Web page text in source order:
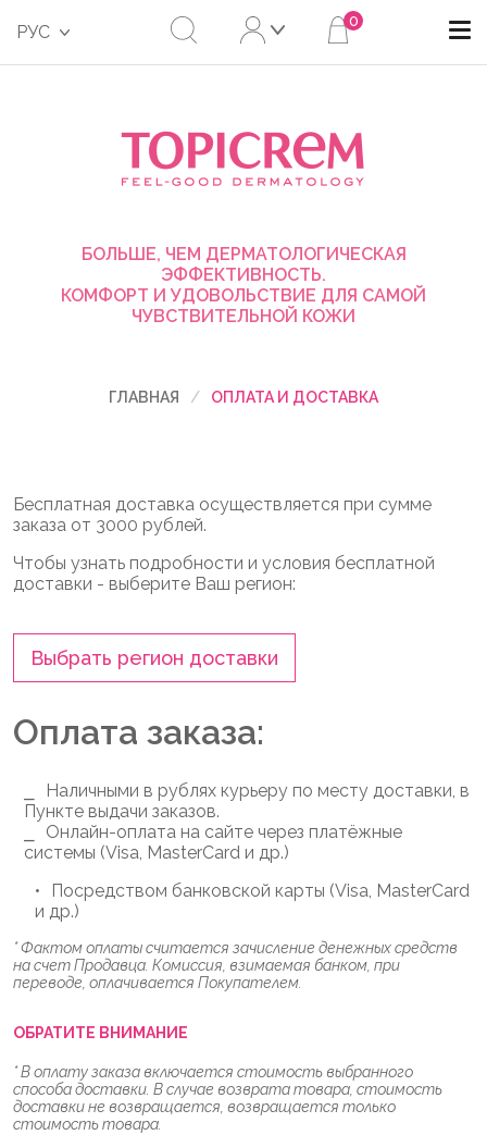
РУС
0
БОЛЬШЕ, ЧЕМ ДЕРМАТОЛОГИЧЕСКАЯ
ЭФФЕКТИВНОСТЬ.
КОМФОРТ И УДОВОЛЬСТВИЕ ДЛЯ САМОЙ
ЧУВСТВИТЕЛЬНОЙ КОЖИ
ГЛАВНАЯ ОПЛАТА И ДОСТАВКА
Бесплатная доставка осуществляется при сумме
заказа от 3000 рублей.
Чтобы узнать подробности и условия бесплатной
доставки - выберите Ваш регион:
Выбрать регион доставки
Оплата заказа:
Наличными в рублях курьеру по месту доставки, в
Пункте выдачи заказов.
Онлайн-оплата на сайте через платёжные
системы (Visa, MasterCard и др.)
Посредством банковской карты (Visa, MasterCard
и др.)
* Фактом оплаты считается зачисление денежных средств
на счет Продавца. Комиссия, взимаемая банком, при
переводе, оплачивается Покупателем.
ОБРАТИТЕ ВНИМАНИЕ
* В оплату заказа включается стоимость выбранного
способа доставки. В случае возврата товара, стоимость
доставки не возвращается, возвращается только
стоимость товара.